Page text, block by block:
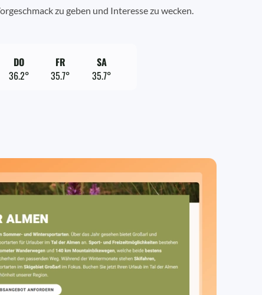
zu geben und Interesse zu wecken.
DO
36.2°
FR
35.7°
SA
35.7°